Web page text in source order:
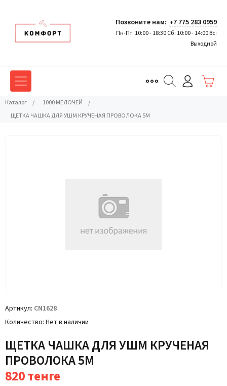
Позвоните нам: +7 775 283 0959
Пн-Пт: 10:00 - 18:30 Сб: 10:00 - 14:00 Вс:
Выходной
Каталог / 1000 МЕЛОЧЕЙ
/
ЩЕТКА ЧАШКА ДЛЯ УШМ КРУЧЕНАЯ ПРОВОЛОКА 5М
Артикул CN1628
Количество Нет в наличии
ЩЕТКА ЧАШКА ДЛЯ УШМ КРУЧЕНАЯ
ПРОВОЛОКА 5М
820тенге